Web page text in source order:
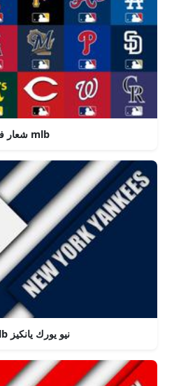
شعار فرق mlb
شعار mlb نيو يورك يانكيز